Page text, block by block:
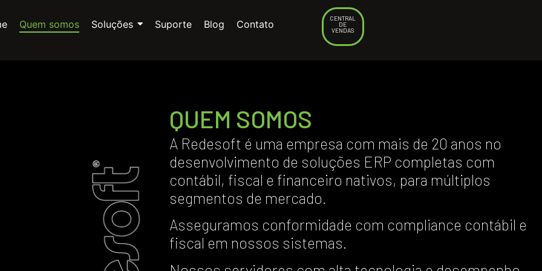
Quem somos Soluções Suporte Blog Contato
CENTRAL
DE
VENDAS
QUEM SOMOS
A Redesoft é uma empresa com mais de 20 anos no
desenvolvimento de soluções ERP completas com
contábil, fiscal e financeiro nativos, para múltiplos
segmentos de mercado.
Asseguramos conformidade com compliance contábil e
fiscal em nossos sistemas.